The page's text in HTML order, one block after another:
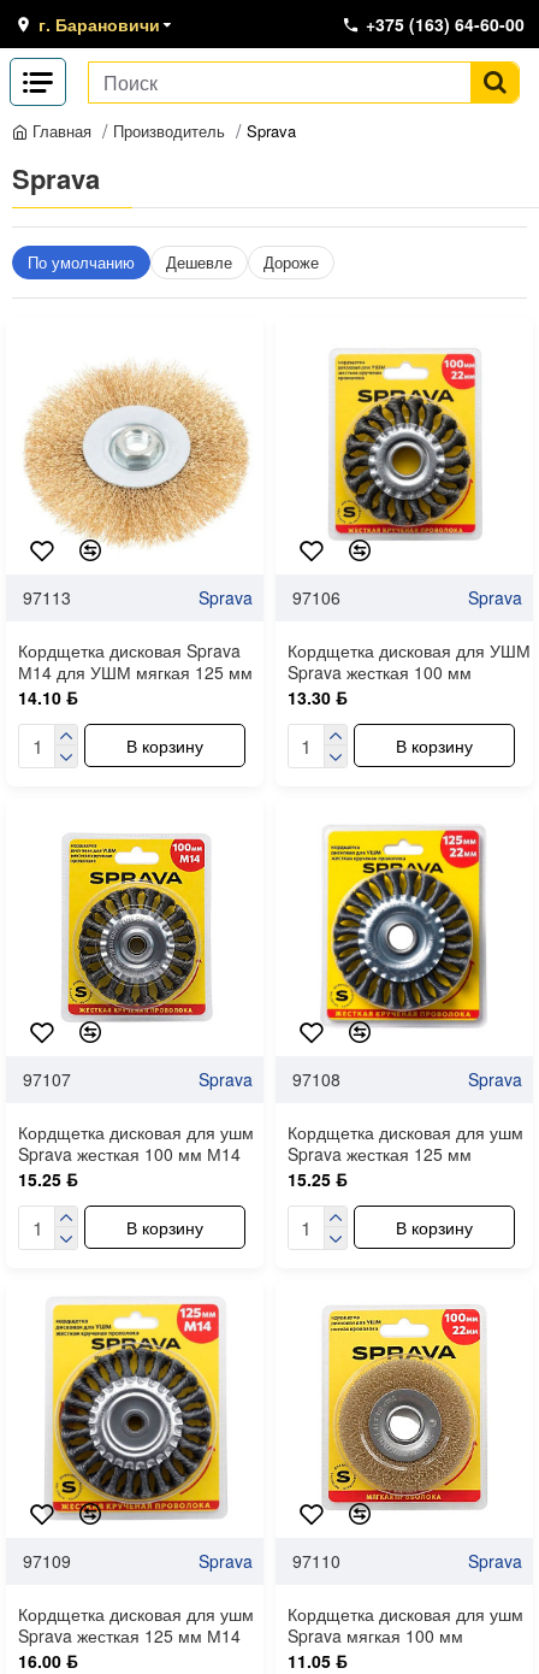
г. Барановичи +375 (163) 64-60-00
Главная Производитель Sprava
Sprava
По умолчанию Дешевле Дороже
97113 Sprava
Кордщетка дисковая Sprava
М14 для УШМ мягкая 125 мм
14.10 ƃ
В корзину
97106 Sprava
Кордщетка дисковая для УШМ
Sprava жесткая 100 мм
13.30 ƃ
В корзину
97107 Sprava
Кордщетка дисковая для ушм
Sprava жесткая 100 мм М14
15.25 ƃ
В корзину
97108 Sprava
Кордщетка дисковая для ушм
Sprava жесткая 125 мм
15.25 ƃ
В корзину
97109 Sprava
Кордщетка дисковая для ушм
Sprava жесткая 125 мм М14
16.00 ƃ
97110 Sprava
Кордщетка дисковая для ушм
Sprava мягкая 100 мм
11.05 ƃ